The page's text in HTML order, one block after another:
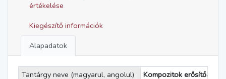
Alapadatok
értékelése
Kiegészítő információk
Tantárgy neve (magyarul, angolul)
Kompozitok